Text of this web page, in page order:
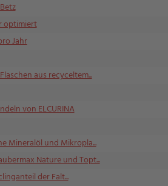
optimiert
Jahr
aus recyceltem...
von ELCURINA
Mineralöl und Mikropla...
Nature und Topt...
der Falt...